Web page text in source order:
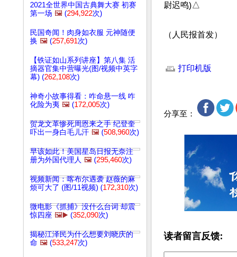
2021全世界中国古典舞大赛 初赛
第一场 🖼️ (294,922次)
民国奇闻！肉身如衣服 元神随便
换 🖼️ (257,691次)
【铁证如山系列讲座】第八集 活
摘器官集中营曝光(图/视频中英字
幕) (262,108次)
神奇小故事得看：咋命悬一线 咋
化险为夷 🖼️ (172,005次)
贺龙文革惨死周恩来之手 纪登奎
吓出一身白毛儿汗 🖼️ (508,960次)
早该如此！美国星岛日报无奈注
册为外国代理人 🖼️ (295,460次)
视频新闻：喀布尔遇袭 赵薇的麻
烦可大了 (图/11视频) (172,310次)
微电影《抓捕》没什么台词 却震
惊四座 🖼️▶️ (352,090次)
揭秘江泽民为什么想要刘晓庆的
命 🖼️ (533,247次)
尉迟鸣)△
（人民报首发）
打印机版
分享至：
读者留言反馈: